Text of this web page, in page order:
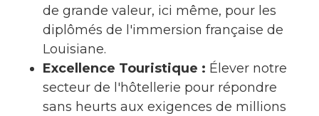
de grande valeur, ici même, pour les
diplômés de l'immersion française de
Louisiane.
Excellence Touristique : Élever notre
secteur de l'hôtellerie pour répondre
sans heurts aux exigences de millions